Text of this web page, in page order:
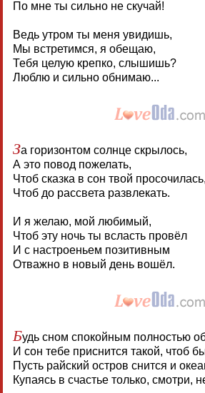
По мне ты сильно не скучай!
Ведь утром ты меня увидишь,
Мы встретимся, я обещаю,
Тебя целую крепко, слышишь?
Люблю и сильно обнимаю...
За горизонтом солнце скрылось,
А это повод пожелать,
Чтоб сказка в сон твой просочилась,
Чтоб до рассвета развлекать.
И я желаю, мой любимый,
Чтоб эту ночь ты всласть провёл
И с настроеньем позитивным
Отважно в новый день вошёл.
Будь сном спокойным полностью
И сон тебе приснится такой, чтоб
Пусть райский остров снится и
Купаясь в счастье только, смотри,